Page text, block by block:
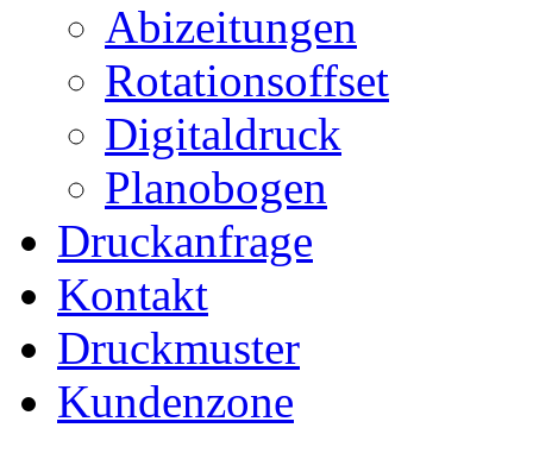
Abizeitungen
Rotationsoffset
Digitaldruck
Planobogen
Druckanfrage
Kontakt
Druckmuster
Kundenzone